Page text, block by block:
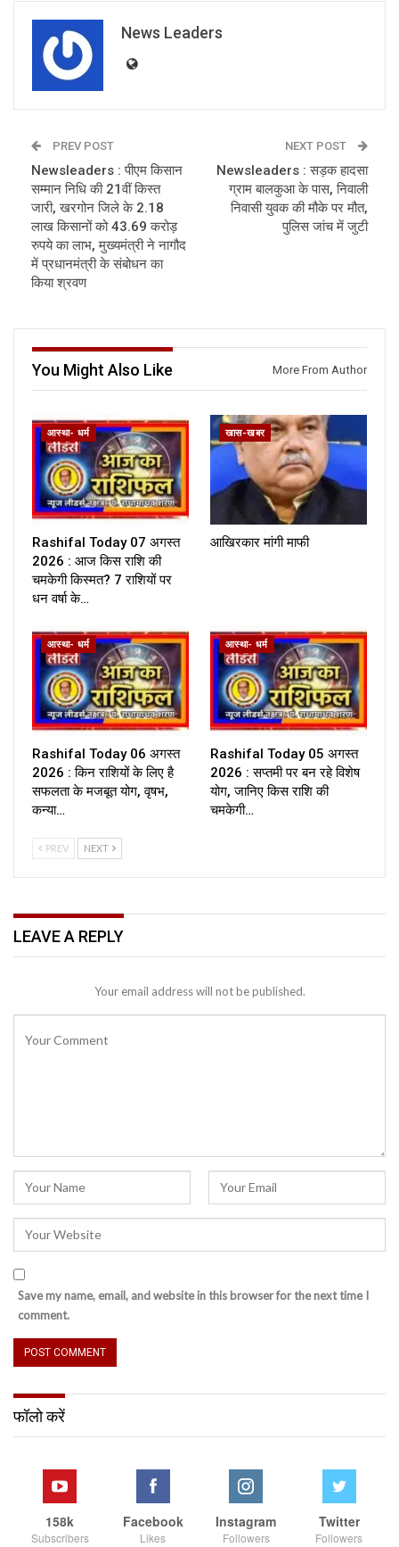
News Leaders
PREV POST
Newsleaders : पीएम किसान
सम्मान निधि की 21वीं किस्त
जारी, खरगोन जिले के 2.18
लाख किसानों को 43.69 करोड़
रुपये का लाभ, मुख्यमंत्री ने नागौद
में प्रधानमंत्री के संबोधन का
किया श्रवण
NEXT POST
Newsleaders : सड़क हादसा
ग्राम बालकुआ के पास, निवाली
निवासी युवक की मौके पर मौत,
पुलिस जांच में जुटी
You Might Also Like More From Author
आस्था- धर्म
Rashifal Today 07 अगस्त
2026 : आज किस राशि की
चमकेगी किस्मत? 7 राशियों पर
धन वर्षा के…
खास-खबर
आखिरकार मांगी माफी
आस्था- धर्म
Rashifal Today 06 अगस्त
2026 : किन राशियों के लिए है
सफलता के मजबूत योग, वृषभ,
कन्या…
आस्था- धर्म
Rashifal Today 05 अगस्त
2026 : सप्तमी पर बन रहे विशेष
योग, जानिए किस राशि की
चमकेगी…
PREV NEXT
LEAVE A REPLY
Your email address will not be published.
Save my name, email, and website in this browser for the next time I
comment.
फॉलो करें
158k
Subscribers
Facebook
Likes
Instagram
Followers
Twitter
Followers